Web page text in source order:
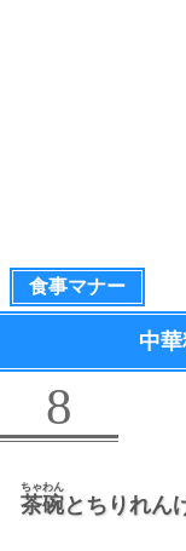
食事マナー
中
8
茶碗
ちゃわん
とちりれん